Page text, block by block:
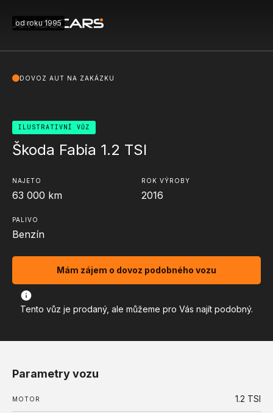
od roku 1995
Škoda Fabia 1.2 TSI
ILUSTRATIVNÍ VŮZ
NAJETO
63 000 km
ROK VÝROBY
2016
PALIVO
Benzín
Mám zájem o dovoz podobného vozu
Tento vůz je prodaný, ale můžeme pro Vás najít podobný.
DOVOZ AUT NA ZAKÁZKU
Parametry vozu
MOTOR 1.2 TSI